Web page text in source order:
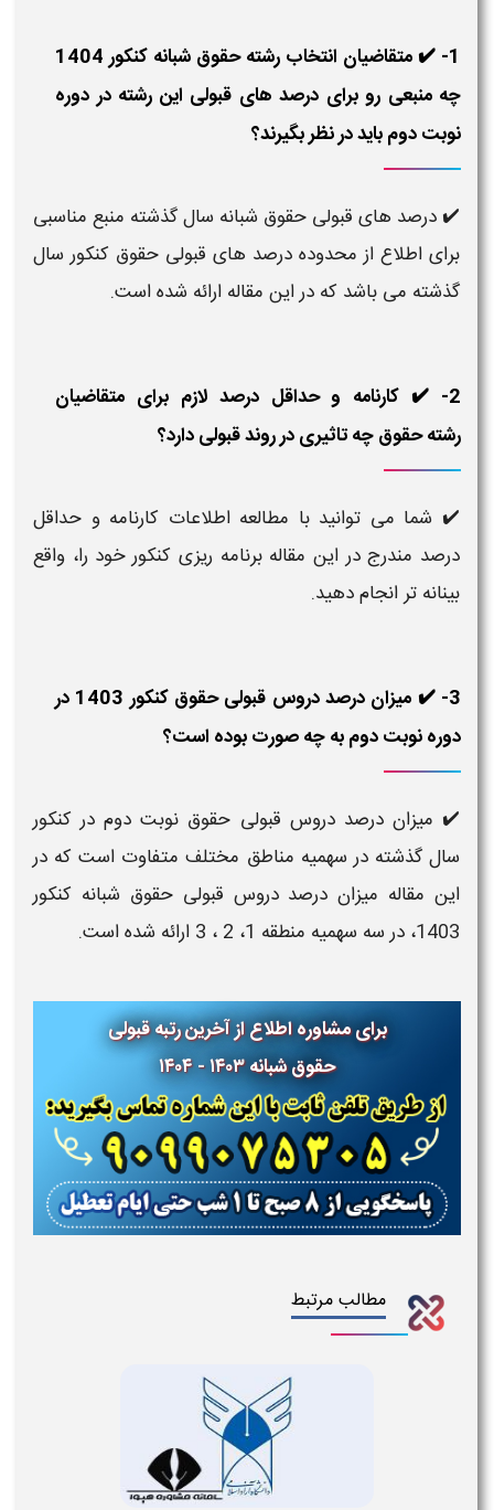
1- ✔️ متقاضیان انتخاب رشته حقوق شبانه کنکور 1404
چه منبعی رو برای درصد های قبولی این رشته در دوره
نوبت دوم باید در نظر بگیرند؟
✔️ درصد های قبولی حقوق شبانه سال گذشته منبع مناسبی
برای اطلاع از محدوده درصد های قبولی حقوق کنکور سال
گذشته می باشد که در این مقاله ارائه شده است.
2- ✔️ کارنامه و حداقل درصد لازم برای متقاضیان
رشته حقوق چه تاثیری در روند قبولی دارد؟
✔️ شما می توانید با مطالعه اطلاعات کارنامه و حداقل
درصد مندرج در این مقاله برنامه ریزی کنکور خود را، واقع
بینانه تر انجام دهید.
3- ✔️ میزان درصد دروس قبولی حقوق کنکور 1403 در
دوره نوبت دوم به چه صورت بوده است؟
✔️ میزان درصد دروس قبولی حقوق نوبت دوم در کنکور
سال گذشته در سهمیه مناطق مختلف متفاوت است که در
این مقاله میزان درصد دروس قبولی حقوق شبانه کنکور
1403، در سه سهمیه منطقه 1، 2 ، 3 ارائه شده است.
برای مشاوره اطلاع از آخرین رتبه قبولی
حقوق شبانه ۱۴۰۳ - ۱۴۰۴
مطالب مرتبط